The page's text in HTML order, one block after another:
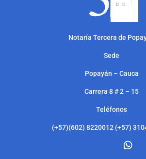
Notaría Tercera de
Sede
Popayán – Cauca
Carrera 8 # 2 – 15
Teléfonos
(+57)(602) 8220012 (+57)